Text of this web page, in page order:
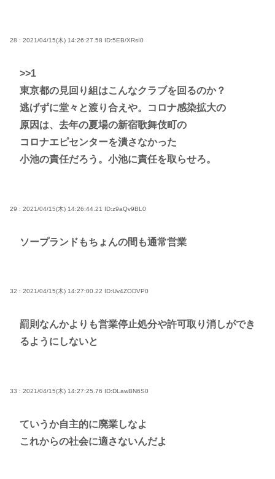
28 : 2021/04/15(木) 14:26:27.58 ID:5EB/XRsI0
>>1
東京都の見回り組はこんなクラブを回るのか？
逃げずに堂々と渡り合えや。コロナ感染拡大の
原因は、去年の夏場の新宿歌舞伎町の
コロナエピセンターを潰さなかった
小池の責任だろう。小池に責任を取らせろ。
29 : 2021/04/15(木) 14:26:44.21 ID:z9aQv9BL0
ソープランドもちょんの間も通常営業
32 : 2021/04/15(木) 14:27:00.22 ID:Uv4ZODVP0
罰則なんかよりも営業停止処分や許可取り消しができ
るようにしないと
33 : 2021/04/15(木) 14:27:25.76 ID:DLawBN6S0
ていうか自主的に廃業しなよ
これからの社会に適さないんだよ